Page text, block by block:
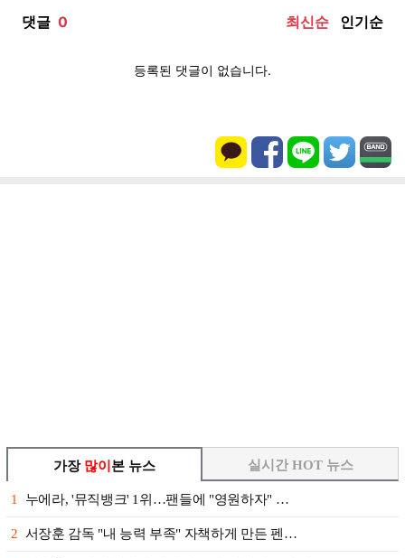
가장 많이 본 뉴스
1 누에라, '뮤직뱅크' 1위…팬들에 "영원하자" …
2 서장훈 감독 "내 능력 부족" 자책하게 만든 펜…
실시간 HOT 뉴스